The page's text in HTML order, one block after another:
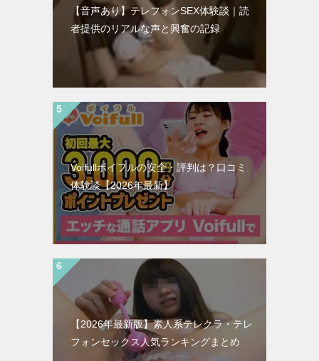
【音声あり】テレフォンSEX体験談｜読
者提供のリアルな声と興奮の記録
Voifullボイフルの安全・評判は？口コミ
体験談【2026年最新】
【2026年最新版】素人系テレクラ・テレ
フォンセックス人気ランキングまとめ